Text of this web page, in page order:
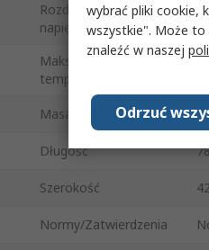
Rozdzielczość
napięcia DC
Maksymalna
temperatura robocza
Masa
Długość
Szerokość
Normy/Zatwierdzenia
wybrać pliki cookie,
wszystkie". Może to
znaleźć w naszej
Odrzuć